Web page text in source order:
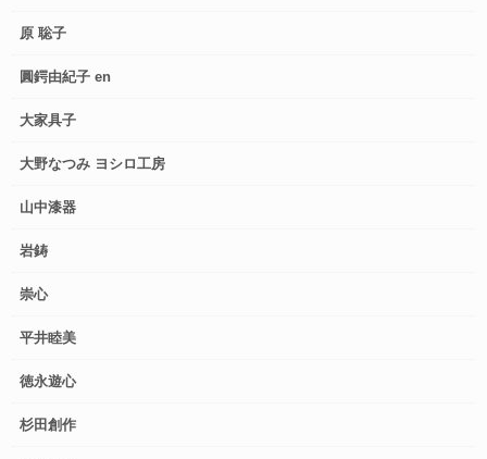
原 聡子
圓鍔由紀子 en
大家具子
大野なつみ ヨシロ工房
山中漆器
岩鋳
崇心
平井睦美
徳永遊心
杉田創作